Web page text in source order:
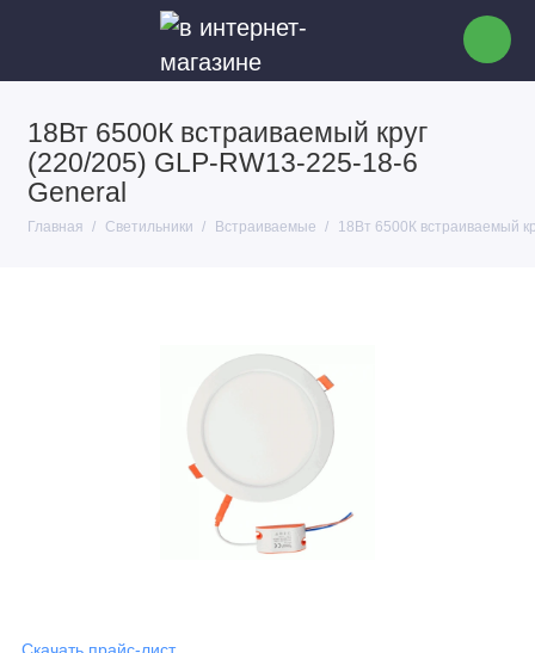
18Вт 6500К встраиваемый круг
(220/205) GLP-RW13-225-18-6
General
Главная Светильники Встраиваемые 18Вт 6500К встраиваемый
Скачать прайс-лист